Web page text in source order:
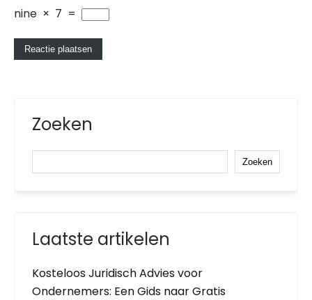
nine × 7 =
Zoeken
Zoeken
Laatste artikelen
Kosteloos Juridisch Advies voor
Ondernemers: Een Gids naar Gratis